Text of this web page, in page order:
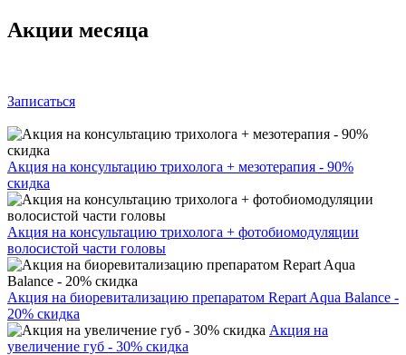
Акции месяца
Записаться
Акция на консультацию трихолога + мезотерапия - 90%
скидка
Акция на консультацию трихолога + фотобиомодуляции
волосистой части головы
Акция на биоревитализацию препаратом Repart Aqua Balance -
20% скидка
Акция на
увеличение губ - 30% скидка